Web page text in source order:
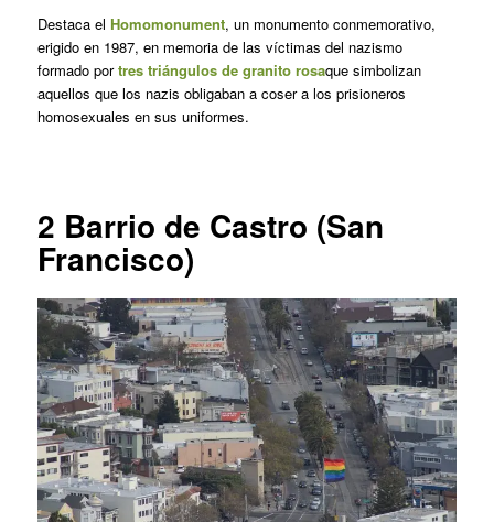
Destaca el Homomonument, un monumento conmemorativo,
erigido en 1987, en memoria de las víctimas del nazismo
formado portres triángulos de granito rosaque simbolizan
aquellos que los nazis obligaban a coser a los prisioneros
homosexuales en sus uniformes.
2 Barrio de Castro (San
Francisco)